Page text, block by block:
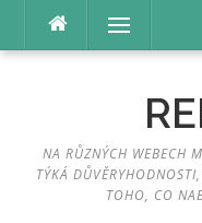
Přeskočit
obsah
Menu
NA RŮZNÝCH WEBECH
TÝKÁ
TOHO, CO